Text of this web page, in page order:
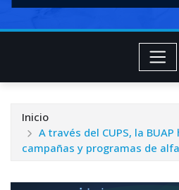
Inicio
A través del CUPS, la
campañas y programas de